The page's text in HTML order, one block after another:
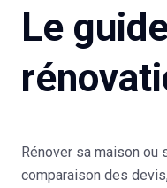
Le
Rénover sa maison ou
comparaison des